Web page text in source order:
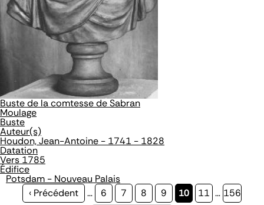
Buste de la comtesse de Sabran
Moulage
Buste
Auteur(s)
Houdon, Jean-Antoine - 1741 - 1828
Datation
Vers 1785
Édifice
Potsdam - Nouveau Palais
Page
‹ Précédent … Page
6 Page
7 Page
8 Page
9
Page
10 Page
11 … Page
156